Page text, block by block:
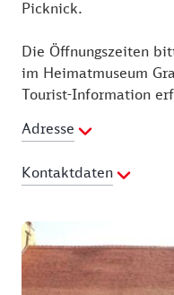
Picknick.
Die Öffnungszeiten
im Heimatmuseum
Tourist-Information
Adresse
Kontaktdaten
E-Mail Adresse: